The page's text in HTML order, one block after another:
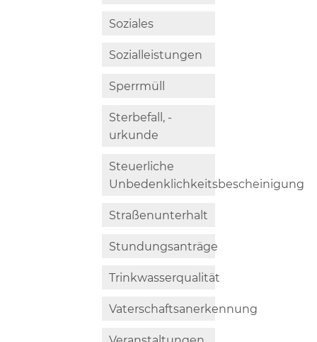
Soziales
Sozialleistungen
Sperrmüll
Sterbefall, -
urkunde
Steuerliche
Unbedenklichkeitsbescheinigung
Straßenunterhalt
Stundungsanträge
Trinkwasserqualität
Vaterschaftsanerkennung